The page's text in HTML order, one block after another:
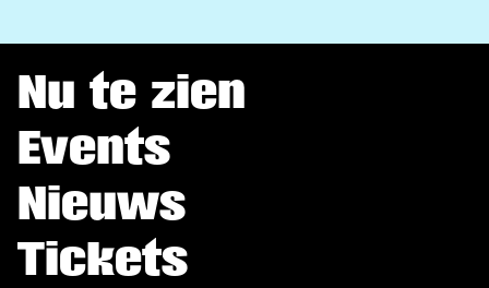
Nu te zien
Events
Nieuws
Tickets